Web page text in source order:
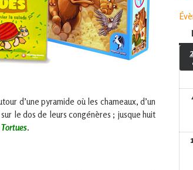
d’une pyramide où les chameaux, d’un
le dos de leurs congénères ; jusque huit
.